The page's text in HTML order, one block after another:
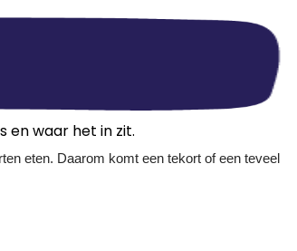
en waar het in zit.
eten. Daarom komt een tekort of een teveel